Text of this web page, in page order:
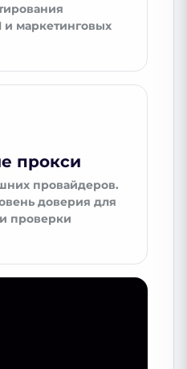
маркетинговых
прокси
провайдеров.
доверия для
проверки